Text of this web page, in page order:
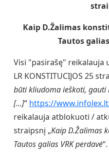
Kaip D.Žalimas
Tautos
Visi "pasirašę"
LR KONSTITUCIJOS 25
būti kliudoma ieškoti,
[...]“ https://
reikalauja atblokuoti /
straipsnį „Kaip D.Žalimas
Tautos galias VRK perdavė“.